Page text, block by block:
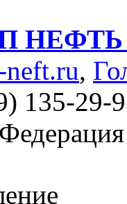
НЕФТЬ
neft.ru,
135-29-